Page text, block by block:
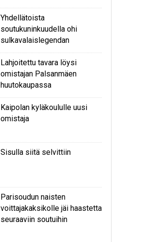
Yhdellätoista
soutukuninkuudella ohi
sulkavalaislegendan
Lahjoitettu tavara löysi
omistajan Palsanmäen
huutokaupassa
Kaipolan kyläkoululle uusi
omistaja
Sisulla siitä selvittiin
Parisoudun naisten
voittajakaksikolle jäi haastetta
seuraaviin soutuihin